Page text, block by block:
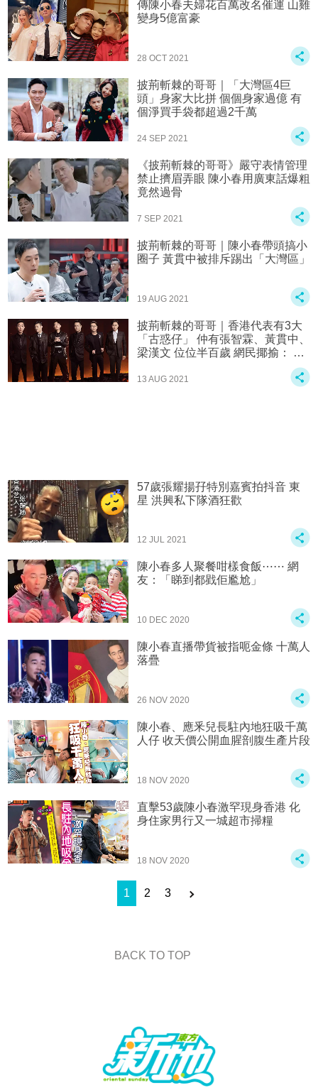
傳陳小春夫婦花百萬改名催運 山雞
變身5億富豪
28 OCT 2021
披荊斬棘的哥哥｜「大灣區4巨
頭」身家大比拼 個個身家過億 有
個淨買手袋都超過2千萬
24 SEP 2021
《披荊斬棘的哥哥》嚴守表情管理
禁止擠眉弄眼 陳小春用廣東話爆粗
竟然過骨
7 SEP 2021
披荊斬棘的哥哥｜陳小春帶頭搞小
圈子 黃貫中被排斥踢出「大灣區」
19 AUG 2021
披荊斬棘的哥哥｜香港代表有3大
「古惑仔」 仲有張智霖、黃貫中、
梁漢文 位位半百歲 網民揶揄： 仲
13 AUG 2021
57歲張耀揚孖特別嘉賓拍抖音 東
星 洪興私下隊酒狂歡
12 JUL 2021
陳小春多人聚餐咁樣食飯⋯⋯ 網
友：「睇到都戥佢尷尬」
10 DEC 2020
陳小春直播帶貨被指呃金條 十萬人
落疊
26 NOV 2020
陳小春、應釆兒長駐內地狂吸千萬
人仔 收天價公開血腥剖腹生產片段
18 NOV 2020
直擊53歲陳小春激罕現身香港 化
身住家男行又一城超市掃糧
18 NOV 2020
1 2 3
BACK TO TOP